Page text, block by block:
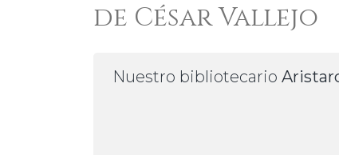
de César Vallejo
Nuestro bibliotecario